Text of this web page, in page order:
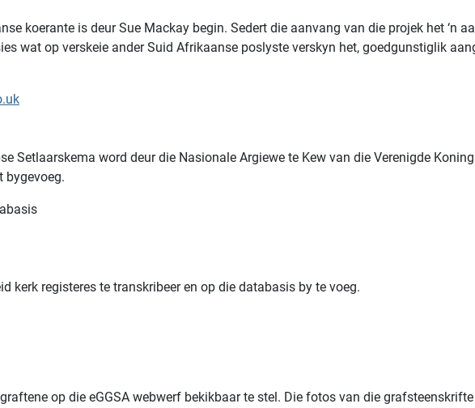
koerante is deur Sue Mackay begin. Sedert die aanvang van die projek het ‘n
wat op verskeie ander Suid Afrikaanse poslyste verskyn het, goedgunstiglik
Setlaarskema word deur die Nasionale Argiewe te Kew van die Verenigde
bygevoeg.
kerk registeres te transkribeer en op die databasis by te voeg.
op die eGGSA webwerf bekikbaar te stel. Die fotos van die